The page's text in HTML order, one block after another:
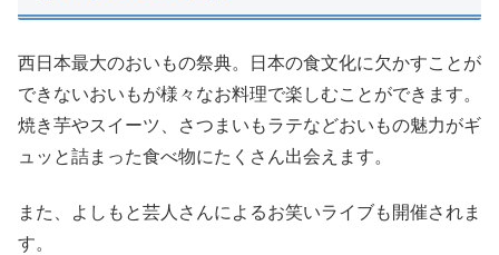
西日本最大のおいもの祭典。日本の食文化に欠かすことが
できないおいもが様々なお料理で楽しむことができます。
焼き芋やスイーツ、さつまいもラテなどおいもの魅力がギ
ュッと詰まった食べ物にたくさん出会えます。
また、よしもと芸人さんによるお笑いライブも開催されま
す。